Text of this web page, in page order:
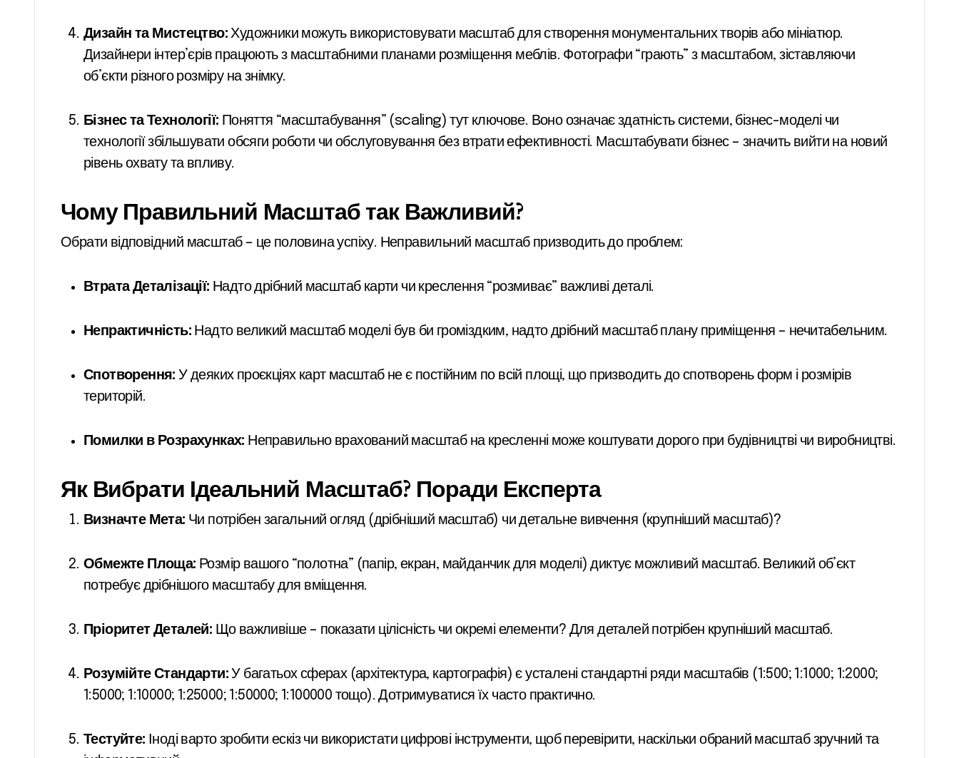
Дизайн та Мистецтво:Художники можуть використовувати масштаб для створення монументальних творів або мініатюр.
Дизайнери інтер’єрів працюють з масштабними планами розміщення меблів. Фотографи “грають” з масштабом, зіставляючи
об’єкти різного розміру на знімку.
Бізнес та Технології: Поняття “масштабування” (scaling) тут ключове. Воно означає здатність системи, бізнес-моделі чи
технології збільшувати обсяги роботи чи обслуговування без втрати ефективності. Масштабувати бізнес – значить вийти на новий
рівень охвату та впливу.
Чому Правильний Масштаб так Важливий?
Обрати відповідний масштаб – це половина успіху. Неправильний масштаб призводить до проблем:
Втрата Деталізації: Надто дрібний масштаб карти чи креслення “розмиває” важливі деталі.
Непрактичність: Надто великий масштаб моделі був би громіздким, надто дрібний масштаб плану приміщення – нечитабельним.
Спотворення: У деяких проєкціях карт масштаб не є постійним по всій площі, що призводить до спотворень форм і розмірів
територій.
Помилки в Розрахунках: Неправильно врахований масштаб на кресленні може коштувати дорого при будівництві чи виробництві.
Як Вибрати Ідеальний Масштаб? Поради Експерта
Визначте Мета: Чи потрібен загальний огляд (дрібніший масштаб) чи детальне вивчення (крупніший масштаб)?
Обмежте Площа: Розмір вашого “полотна” (папір, екран, майданчик для моделі) диктує можливий масштаб. Великий об’єкт
потребує дрібнішого масштабу для вміщення.
Пріоритет Деталей: Що важливіше – показати цілісність чи окремі елементи? Для деталей потрібен крупніший масштаб.
Розумійте Стандарти: У багатьох сферах (архітектура, картографія) є усталені стандартні ряди масштабів (1:500; 1:1000; 1:2000;
1:5000; 1:10000; 1:25000; 1:50000; 1:100000 тощо). Дотримуватися їх часто практично.
Тестуйте: Іноді варто зробити ескіз чи використати цифрові інструменти, щоб перевірити, наскільки обраний масштаб зручний та